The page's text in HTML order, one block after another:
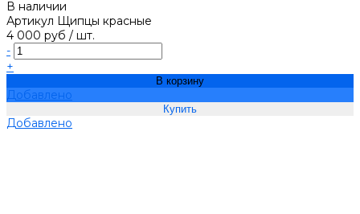
В наличии
Артикул Щипцы красные
4 000 руб / шт.
-
+
В корзину
Добавлено
Добавлено